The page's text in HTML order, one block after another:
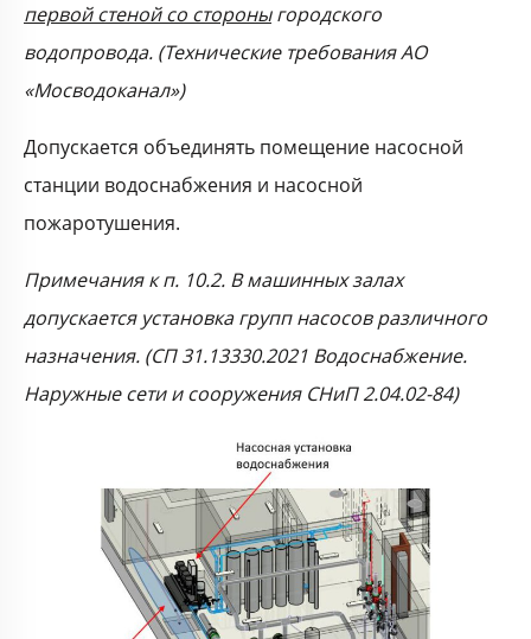
первой стеной со стороныгородского
водопровода. (Технические требования АО
«Мосводоканал»)
Допускается объединять помещение насосной
станции водоснабжения и насосной
пожаротушения.
Примечания к п. 10.2. В машинных залах
допускается установка групп насосов различного
назначения. (СП 31.13330.2021 Водоснабжение.
Наружные сети и сооружения СНиП 2.04.02-84)